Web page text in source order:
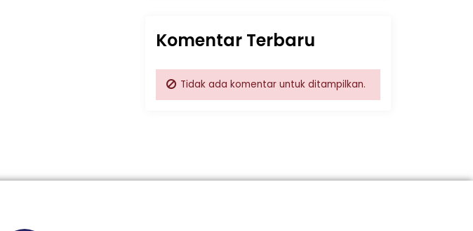
Komentar Terbaru
Tidak ada komentar untuk ditampilkan.